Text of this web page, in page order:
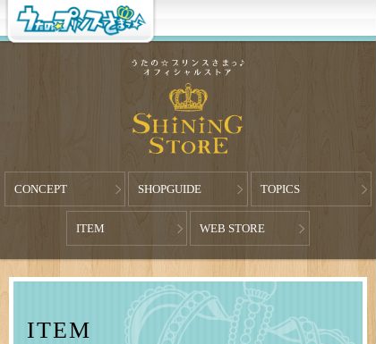
CONCEPT SHOPGUIDE TOPICS
ITEM WEB STORE
ITEM